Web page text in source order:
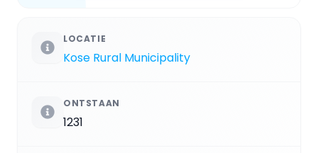
LOCATIE
Kose Rural Municipality
ONTSTAAN
1231